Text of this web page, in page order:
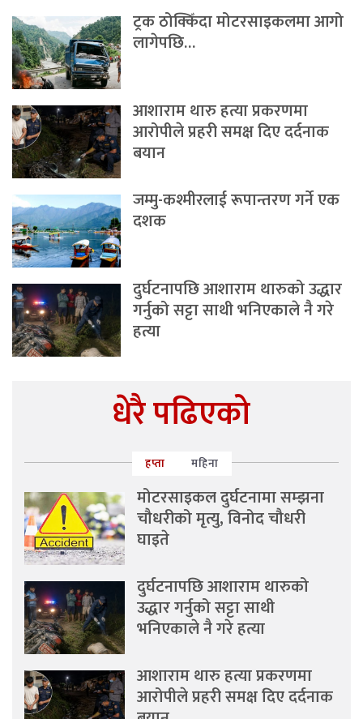
ट्रक ठोक्किँदा मोटरसाइकलमा आगो
लागेपछि…
आशाराम थारु हत्या प्रकरणमा
आरोपीले प्रहरी समक्ष दिए दर्दनाक
बयान
जम्मु-कश्मीरलाई रूपान्तरण गर्ने एक
दशक
दुर्घटनापछि आशाराम थारुको उद्धार
गर्नुको सट्टा साथी भनिएकाले नै गरे
हत्या
धेरै पढिएको
हप्ता महिना
मोटरसाइकल दुर्घटनामा सम्झना
चौधरीको मृत्यु, विनोद चौधरी
घाइते
दुर्घटनापछि आशाराम थारुको
उद्धार गर्नुको सट्टा साथी
भनिएकाले नै गरे हत्या
आशाराम थारु हत्या प्रकरणमा
आरोपीले प्रहरी समक्ष दिए दर्दनाक